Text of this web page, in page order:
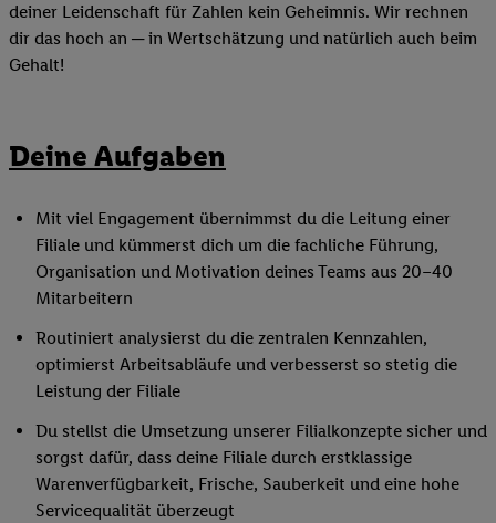
deiner Leidenschaft für Zahlen kein Geheimnis. Wir rechnen
dir das hoch an ─ in Wertschätzung und natürlich auch beim
Gehalt!
Deine Aufgaben
Mit viel Engagement übernimmst du die Leitung einer
Filiale und kümmerst dich um die fachliche Führung,
Organisation und Motivation deines Teams aus 20–40
Mitarbeitern
Routiniert analysierst du die zentralen Kennzahlen,
optimierst Arbeitsabläufe und verbesserst so stetig die
Leistung der Filiale
Du stellst die Umsetzung unserer Filialkonzepte sicher und
sorgst dafür, dass deine Filiale durch erstklassige
Warenverfügbarkeit, Frische, Sauberkeit und eine hohe
Servicequalität überzeugt